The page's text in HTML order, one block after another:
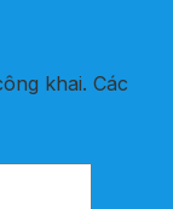
khai. Các